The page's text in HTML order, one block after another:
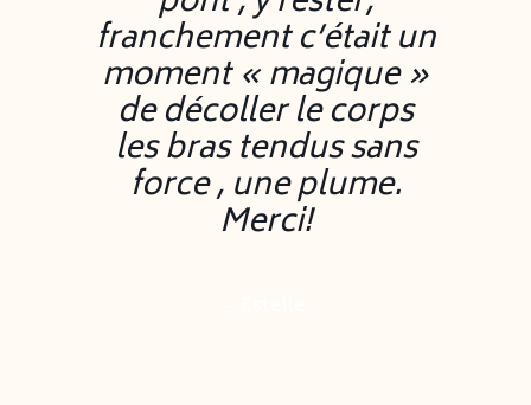
franchement c’était un
moment « magique »
de décoller le corps
les bras tendus sans
force , une plume.
Merci!